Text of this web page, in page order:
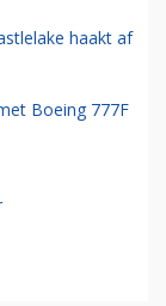
haakt af
Boeing 777F